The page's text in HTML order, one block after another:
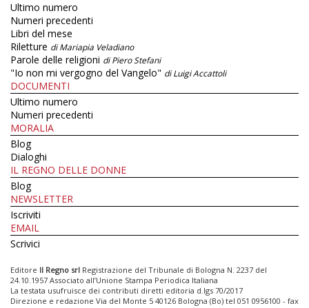
Ultimo numero
Numeri precedenti
Libri del mese
Riletture di Mariapia Veladiano
Parole delle religioni di Piero Stefani
"Io non mi vergogno del Vangelo" di Luigi Accattoli
DOCUMENTI
Ultimo numero
Numeri precedenti
MORALIA
Blog
Dialoghi
IL REGNO DELLE DONNE
Blog
NEWSLETTER
Iscriviti
EMAIL
Scrivici
Editore Il Regno srl Registrazione del Tribunale di Bologna N. 2237 del
24.10.1957 Associato all’Unione Stampa Periodica Italiana
La testata usufruisce dei contributi diretti editoria d.lgs 70/2017
Direzione e redazione Via del Monte 5 40126 Bologna (Bo) tel 051 0956100 - fax